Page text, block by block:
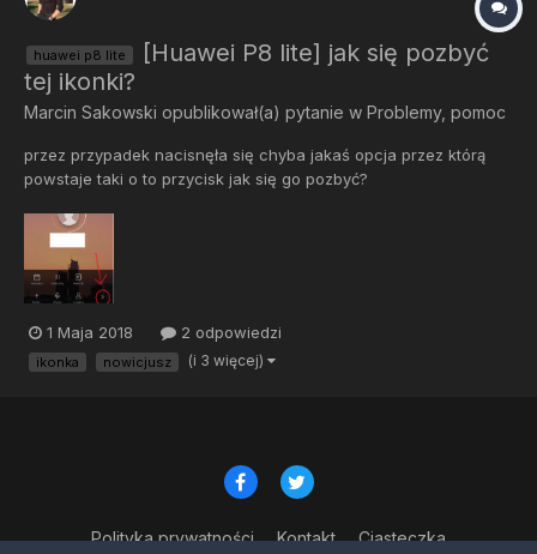
huawei p8 lite
[Huawei P8 lite] jak się pozbyć
tej ikonki?
Marcin Sakowski opublikował(a) pytanie w Problemy, pomoc
przez przypadek nacisnęła się chyba jakaś opcja przez którą
powstaje taki o to przycisk jak się go pozbyć?
1 Maja 2018 2 odpowiedzi
ikonka nowicjusz (i 3 więcej)
Polityka prywatności Kontakt Ciasteczka